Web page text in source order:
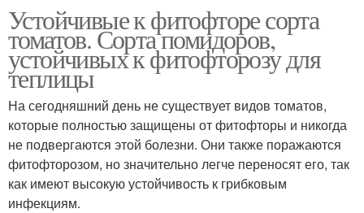
Устойчивые к фитофторе сорта
томатов. Сорта помидоров,
устойчивых к фитофторозу для
теплицы
На сегодняшний день не существует видов томатов,
которые полностью защищены от фитофторы и никогда
не подвергаются этой болезни. Они также поражаются
фитофторозом, но значительно легче переносят его, так
как имеют высокую устойчивость к грибковым
инфекциям.